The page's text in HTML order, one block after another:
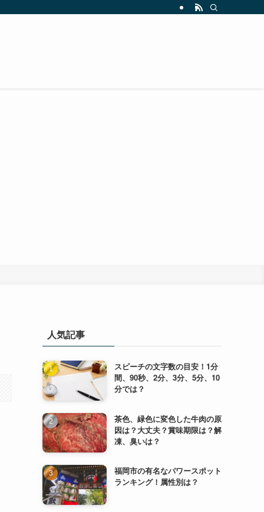
人気記事
スピーチの文字数の目安！1分
間、90秒、2分、3分、5分、10
分では？
茶色、緑色に変色した牛肉の原
因は？大丈夫？賞味期限は？解
凍、臭いは？
福岡市の有名なパワースポット
ランキング！属性別は？